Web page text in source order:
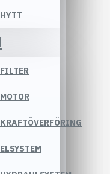
HYTT
FILTER
MOTOR
KRAFTÖVERFÖRING
ELSYSTEM